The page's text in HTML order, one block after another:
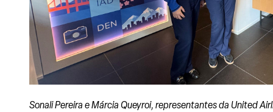
Sonali Pereira e Márcia Queyroi, representantes da United